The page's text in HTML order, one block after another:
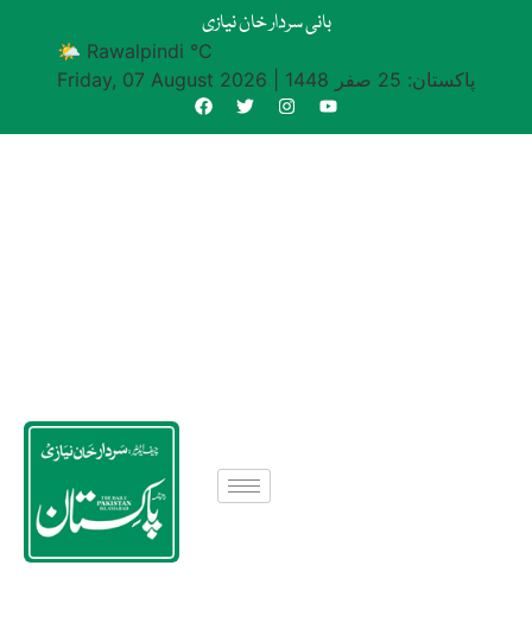
بانی سردار خان نیازی
🌤 Rawalpindi °C
Friday, 07 August 2026
پاکستان: 25 صفر 1448